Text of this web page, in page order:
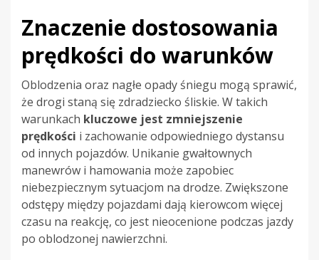
Znaczenie dostosowania
prędkości do warunków
Oblodzenia oraz nagłe opady śniegu mogą sprawić,
że drogi staną się zdradziecko śliskie. W takich
warunkach kluczowe jest zmniejszenie
prędkości i zachowanie odpowiedniego dystansu
od innych pojazdów. Unikanie gwałtownych
manewrów i hamowania może zapobiec
niebezpiecznym sytuacjom na drodze. Zwiększone
odstępy między pojazdami dają kierowcom więcej
czasu na reakcję, co jest nieocenione podczas jazdy
po oblodzonej nawierzchni.